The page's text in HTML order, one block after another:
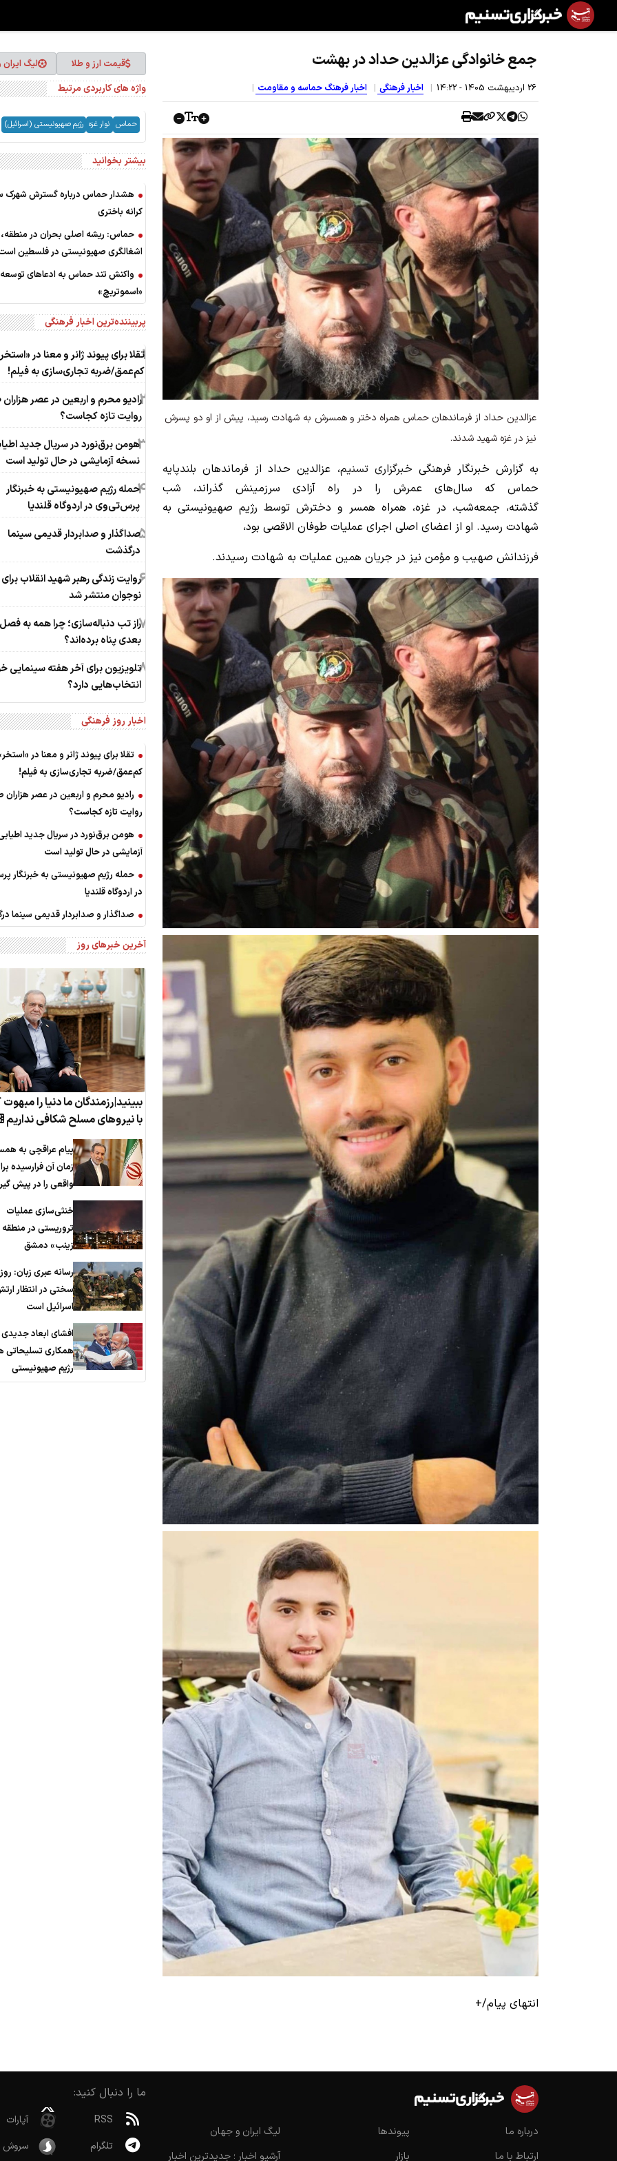
جمع خانوادگی عزالدین حداد در بهشت
26 ارديبهشت 1405 - 14:22 اخبار فرهنگی اخبار فرهنگ حماسه و مقاومت
عزالدین حداد از فرماندهان حماس همراه دختر و همسرش به شهادت رسید، پیش از او دو پسرش
نیز در غزه شهید شدند.
به گزارش خبرنگار فرهنگی خبرگزاری تسنیم، عزالدین حداد از فرماندهان بلندپایه
حماس که سال‌های عمرش را در راه آزادی سرزمینش گذراند، شب
گذشته، جمعه‌شب، در غزه، همراه همسر و دخترش توسط رژیم صهیونیستی به
شهادت رسید. او از اعضای اصلی اجرای عملیات طوفان الاقصی بود،
فرزندانش صهیب و مؤمن نیز در جریان همین عملیات به شهادت رسیدند.
انتهای پیام/+
قیمت ارز و طلا لیگ
واژه های کاربردی مرتبط
حماس نوار غزه رژیم صهیونیستی (اسرائیل)
بیشتر بخوانید
هشدار حماس درباره گسترش شهرک
کرانه باختری
حماس: ریشه اصلی بحران در
اشغالگری صهیونیستی در فلسطین
واکنش تند حماس به ادعاهای
«اسموتریچ»
پربیننده‌ترین اخبار فرهنگی
1تقلا برای پیوند ژانر و معنا در
کم‌عمق/ضربه تجاری‌سازی به فیلم!
2رادیو محرم و اربعین در عصر هزاران
روایت تازه کجاست؟
3هومن برق‌نورد در سریال جدید
نسخه آزمایشی در حال تولید است
4حمله رژیم صهیونیستی به خبرنگار
پرس‌تی‌وی در اردوگاه قلندیا
5صداگذار و صدابردار قدیمی سینما
درگذشت
6روایت زندگی رهبر شهید انقلاب
نوجوان منتشر شد
7راز تب دنباله‌سازی؛ چرا همه به
بعدی پناه برده‌اند؟
8تلویزیون برای آخر هفته سینمایی
انتخاب‌هایی دارد؟
اخبار روز فرهنگی
تقلا برای پیوند ژانر و معنا در
کم‌عمق/ضربه تجاری‌سازی به فیلم!
رادیو محرم و اربعین در عصر هزاران
روایت تازه کجاست؟
هومن برق‌نورد در سریال جدید
آزمایشی در حال تولید است
حمله رژیم صهیونیستی به خبرنگار
در اردوگاه قلندیا
صداگذار و صدابردار قدیمی سینما
آخرین خبرهای روز
ببینید|رزمندگان ما دنیا را
با نیروهای مسلح شکافی نداریم
پیام عراقچی به
زمان آن فرارسیده
واقعی را در پیش
خنثی‌سازی عملیات
تروریستی در
زینب» دمشق
رسانه عبری زبان:
سختی در انتظار
اسرائیل است
افشای ابعاد جدیدی
همکاری تسلیحاتی
رژیم صهیونیستی
درباره ما
ارتباط با ما
پیوندها
بازار
لیگ ایران و جهان
آرشیو اخبار ؛ جدیدترین اخبار
ما را دنبال کنید:
RSS
تلگرام
آپارات
سروش